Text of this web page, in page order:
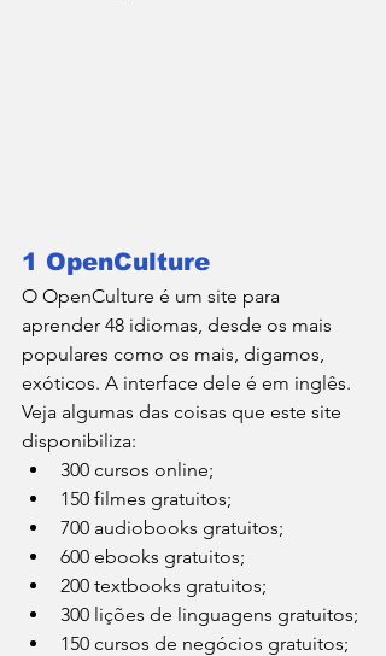
1 OpenCulture
O OpenCulture é um site para
aprender 48 idiomas, desde os mais
populares como os mais, digamos,
exóticos. A interface dele é em inglês.
Veja algumas das coisas que este site
disponibiliza:
300 cursos online;
150 filmes gratuitos;
700 audiobooks gratuitos;
600 ebooks gratuitos;
200 textbooks gratuitos;
300 lições de linguagens gratuitos;
150 cursos de negócios gratuitos;